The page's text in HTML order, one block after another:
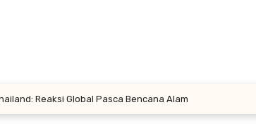
Reaksi Global Pasca Bencana Alam